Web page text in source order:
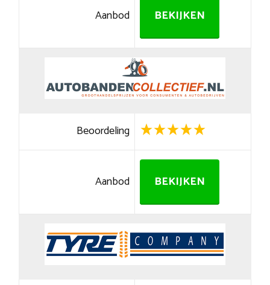
Aanbod BEKIJKEN
Beoordeling
Aanbod BEKIJKEN